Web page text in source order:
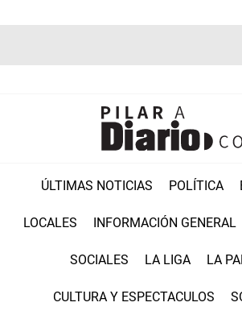
ÚLTIMAS NOTICIAS POLÍTICA
LOCALES INFORMACIÓN GENERAL
SOCIALES LA LIGA LA
CULTURA Y ESPECTACULOS